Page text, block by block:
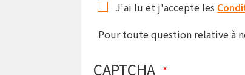
J'ai lu et j'accepte les
Pour toute question relative à
CAPTCHA